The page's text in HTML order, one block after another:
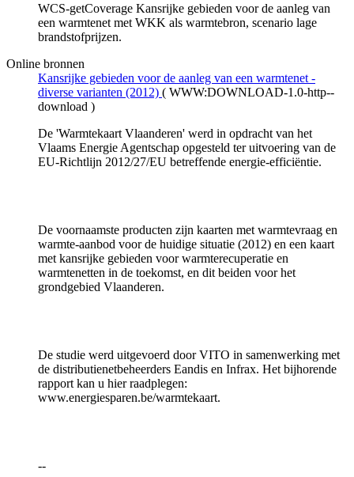
WCS-getCoverage Kansrijke gebieden voor de aanleg van
een warmtenet met WKK als warmtebron, scenario lage
brandstofprijzen.
Online bronnen
Kansrijke gebieden voor de aanleg van een warmtenet -
diverse varianten (2012) ( WWW:DOWNLOAD-1.0-http--
download )
De 'Warmtekaart Vlaanderen' werd in opdracht van het
Vlaams Energie Agentschap opgesteld ter uitvoering van de
EU-Richtlijn 2012/27/EU betreffende energie-efficiëntie.
De voornaamste producten zijn kaarten met warmtevraag en
warmte-aanbod voor de huidige situatie (2012) en een kaart
met kansrijke gebieden voor warmterecuperatie en
warmtenetten in de toekomst, en dit beiden voor het
grondgebied Vlaanderen.
De studie werd uitgevoerd door VITO in samenwerking met
de distributienetbeheerders Eandis en Infrax. Het bijhorende
rapport kan u hier raadplegen:
www.energiesparen.be/warmtekaart.
--